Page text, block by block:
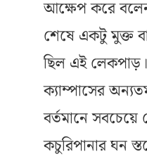
আক্ষেপ করে বলেন,
শেষে একটু মুক্ত
ছিল এই
ক্যাম্পাসের
বর্তমানে
কচুরিপানার ঘন